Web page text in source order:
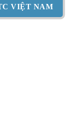
VIỆT NAM